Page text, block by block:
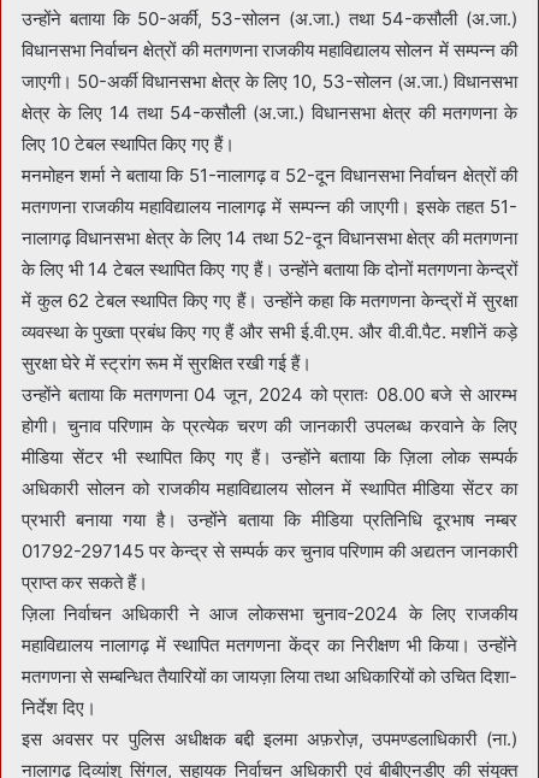
उन्होंने बताया कि 50-अर्की, 53-सोलन (अ.जा.) तथा 54-कसौली (अ.जा.)
विधानसभा निर्वाचन क्षेत्रों की मतगणना राजकीय महाविद्यालय सोलन में सम्पन्न की
जाएगी। 50-अर्की विधानसभा क्षेत्र के लिए 10, 53-सोलन (अ.जा.) विधानसभा
क्षेत्र के लिए 14 तथा 54-कसौली (अ.जा.) विधानसभा क्षेत्र की मतगणना के
लिए 10 टेबल स्थापित किए गए हैं।
मनमोहन शर्मा ने बताया कि 51-नालागढ़ व 52-दून विधानसभा निर्वाचन क्षेत्रों की
मतगणना राजकीय महाविद्यालय नालागढ़ में सम्पन्न की जाएगी। इसके तहत 51-
नालागढ़ विधानसभा क्षेत्र के लिए 14 तथा 52-दून विधानसभा क्षेत्र की मतगणना
के लिए भी 14 टेबल स्थापित किए गए हैं। उन्होंने बताया कि दोनों मतगणना केन्द्रों
में कुल 62 टेबल स्थापित किए गए हैं। उन्होंने कहा कि मतगणना केन्द्रों में सुरक्षा
व्यवस्था के पुख्ता प्रबंध किए गए हैं और सभी ई.वी.एम. और वी.वी.पैट. मशीनें कड़े
सुरक्षा घेरे में स्ट्रांग रूम में सुरक्षित रखी गई हैं।
उन्होंने बताया कि मतगणना 04 जून, 2024 को प्रातः 08.00 बजे से आरम्भ
होगी। चुनाव परिणाम के प्रत्येक चरण की जानकारी उपलब्ध करवाने के लिए
मीडिया सेंटर भी स्थापित किए गए हैं। उन्होंने बताया कि ज़िला लोक सम्पर्क
अधिकारी सोलन को राजकीय महाविद्यालय सोलन में स्थापित मीडिया सेंटर का
प्रभारी बनाया गया है। उन्होंने बताया कि मीडिया प्रतिनिधि दूरभाष नम्बर
01792-297145 पर केन्द्र से सम्पर्क कर चुनाव परिणाम की अद्यतन जानकारी
प्राप्त कर सकते हैं।
ज़िला निर्वाचन अधिकारी ने आज लोकसभा चुनाव-2024 के लिए राजकीय
महाविद्यालय नालागढ़ में स्थापित मतगणना केंद्र का निरीक्षण भी किया। उन्होंने
मतगणना से सम्बन्धित तैयारियों का जायज़ा लिया तथा अधिकारियों को उचित दिशा-
निर्देश दिए।
इस अवसर पर पुलिस अधीक्षक बद्दी इलमा अफ़रोज़, उपमण्डलाधिकारी (ना.)
नालागढ़ दिव्यांशु सिंगल, सहायक निर्वाचन अधिकारी एवं बीबीएनडीए की संयुक्त